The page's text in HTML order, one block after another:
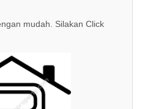
mudah. Silakan Click